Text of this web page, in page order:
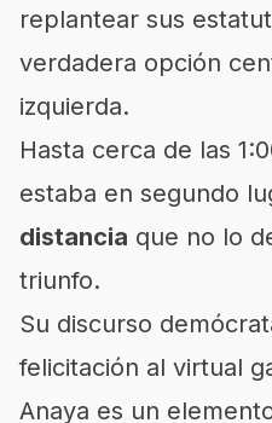
replantear sus
verdadera opción
izquierda.
Hasta cerca de las
estaba en segundo
distancia que no lo
triunfo.
Su discurso
felicitación al virtual
Anaya es un